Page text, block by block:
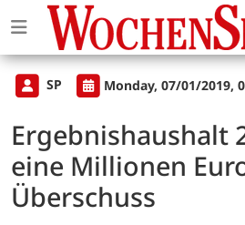
SP Monday, 07/01/2019,
Ergebnishaushalt
eine Millionen
Überschuss